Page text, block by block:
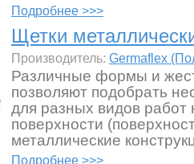
Подробнее >>>
Щетки
Производитель: Germaflex
Различные формы и
позволяют подобрать
для разных видов работ
поверхности
металлические
Подробнее >>>